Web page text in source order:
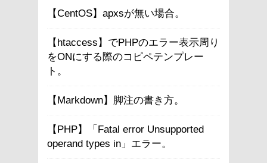
【CentOS】apxsが無い場合。
【htaccess】でPHPのエラー表示周り
をONにする際のコピペテンプレー
ト。
【Markdown】脚注の書き方。
【PHP】「Fatal error Unsupported
operand types in」エラー。